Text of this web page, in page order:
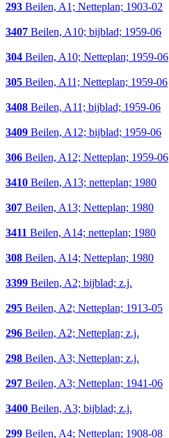
293 Beilen, A1; Netteplan; 1903-02
3407 Beilen, A10; bijblad; 1959-06
304 Beilen, A10; Netteplan; 1959-06
305 Beilen, A11; Netteplan; 1959-06
3408 Beilen, A11; bijblad; 1959-06
3409 Beilen, A12; bijblad; 1959-06
306 Beilen, A12; Netteplan; 1959-06
3410 Beilen, A13; netteplan; 1980
307 Beilen, A13; Netteplan; 1980
3411 Beilen, A14; netteplan; 1980
308 Beilen, A14; Netteplan; 1980
3399 Beilen, A2; bijblad; z.j.
295 Beilen, A2; Netteplan; 1913-05
296 Beilen, A2; Netteplan; z.j.
298 Beilen, A3; Netteplan; z.j.
297 Beilen, A3; Netteplan; 1941-06
3400 Beilen, A3; bijblad; z.j.
299 Beilen, A4; Netteplan; 1908-08